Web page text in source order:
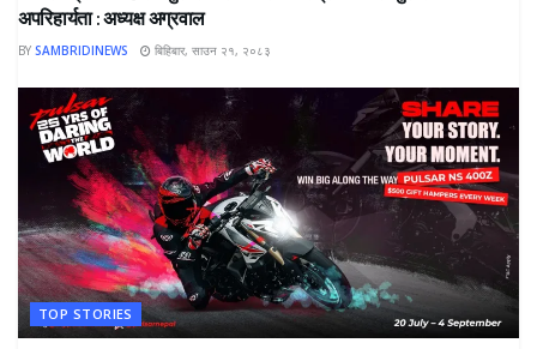
अपरिहार्यता : अध्यक्ष अग्रवाल
BY SAMBRIDINEWS बिहिबार, साउन २१, २०८३
TOP STORIES